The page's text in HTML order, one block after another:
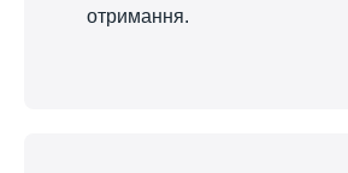
отримання.